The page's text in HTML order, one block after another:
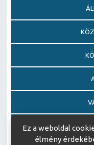
Ez a weboldal
élmény